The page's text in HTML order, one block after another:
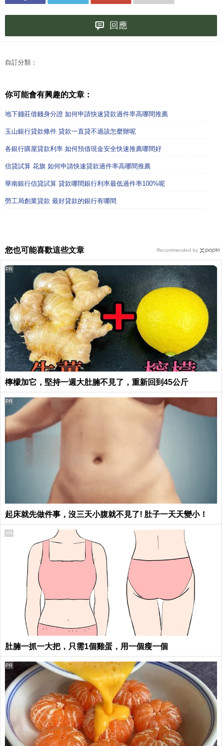
回應
自訂分類：
你可能會有興趣的文章：
地下錢莊借錢身分證 如何申請快速貸款過件率高哪間推薦
玉山銀行貸款條件 貸款一直貸不過該怎麼辦呢
各銀行購屋貸款利率 如何預借現金安全快速推薦哪間好
信貸試算 花旗 如何申請快速貸款過件率高哪間推薦
華南銀行信貸試算 貸款哪間銀行利率最低過件率100%呢
勞工局創業貸款 最好貸款的銀行有哪間
您也可能喜歡這些文章
檸檬加它，堅持一週大肚腩不見了，重新回到45公斤
PR
起床就先做件事，沒三天小腹就不見了! 肚子一天天變小！
PR
肚腩一抓一大把，只需1個雞蛋，用一個瘦一個
PR
PR
Recommended by